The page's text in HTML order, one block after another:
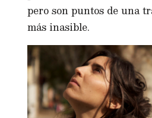
pero son puntos de una
más inasible.